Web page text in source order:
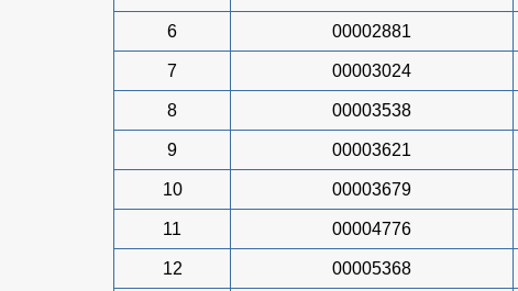
6 00002881
7 00003024
8 00003538
9 00003621
10 00003679
11 00004776
12 00005368